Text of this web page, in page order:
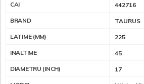
CAI 442716
BRAND TAURUS
LATIME (MM) 225
INALTIME 45
DIAMETRU (INCH) 17